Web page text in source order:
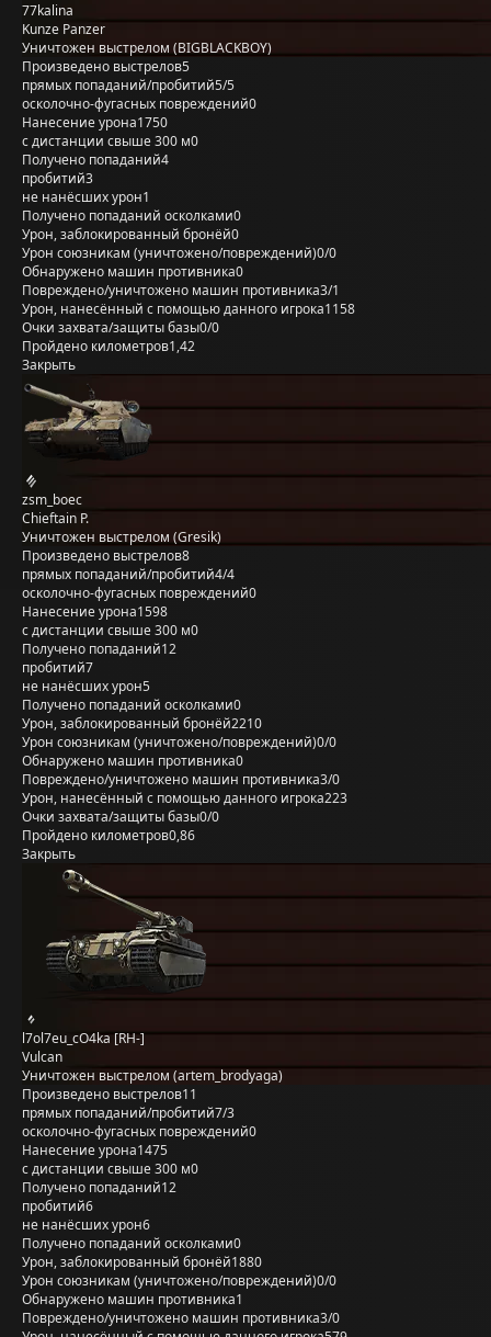
77kalina
Kunze Panzer
Уничтожен выстрелом (BIGBLACKBOY)
Произведено выстрелов5
прямых попаданий/пробитий5/5
осколочно-фугасных повреждений0
Нанесение урона1750
с дистанции свыше 300 м0
Получено попаданий4
пробитий3
не нанёсших урон1
Получено попаданий осколками0
Урон, заблокированный бронёй0
Урон союзникам (уничтожено/повреждений)0/0
Обнаружено машин противника0
Повреждено/уничтожено машин противника3/1
Урон, нанесённый с помощью данного игрока1158
Очки захвата/защиты базы0/0
Пройдено километров1,42
Закрыть
zsm_boec
Chieftain P.
Уничтожен выстрелом (Gresik)
Произведено выстрелов8
прямых попаданий/пробитий4/4
осколочно-фугасных повреждений0
Нанесение урона1598
с дистанции свыше 300 м0
Получено попаданий12
пробитий7
не нанёсших урон5
Получено попаданий осколками0
Урон, заблокированный бронёй2210
Урон союзникам (уничтожено/повреждений)0/0
Обнаружено машин противника0
Повреждено/уничтожено машин противника3/0
Урон, нанесённый с помощью данного игрока223
Очки захвата/защиты базы0/0
Пройдено километров0,86
Закрыть
l7ol7eu_cO4ka [RH-]
Vulcan
Уничтожен выстрелом (artem_brodyaga)
Произведено выстрелов11
прямых попаданий/пробитий7/3
осколочно-фугасных повреждений0
Нанесение урона1475
с дистанции свыше 300 м0
Получено попаданий12
пробитий6
не нанёсших урон6
Получено попаданий осколками0
Урон, заблокированный бронёй1880
Урон союзникам (уничтожено/повреждений)0/0
Обнаружено машин противника1
Повреждено/уничтожено машин противника3/0